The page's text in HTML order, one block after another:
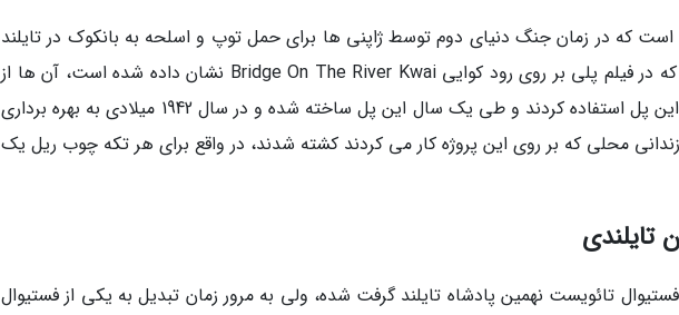
که در زمان جنگ دنیای دوم توسط ژاپنی ها برای حمل توپ و اسلحه به بانکوک در تایلند
ساخته شده است. همان طور که در فیلم پلی بر روی رود کوایی Bridge On The River Kwai نشان داده شده است، آن ها از
اسیران انگلیسی برای ساخت این پل استفاده کردند و طی یک سال این پل ساخته شده و در سال 1942 میلادی به بهره برداری
رسید. 13000 نفر اسیر و 100000 زندانی محلی که بر روی این پروژه کار می کردند کشته شدند، در واقع برای هر تکه چوب ریل یک
تائویست نهمین پادشاه تایلند گرفت شده، ولی به مرور زمان تبدیل به یکی از فستیوال